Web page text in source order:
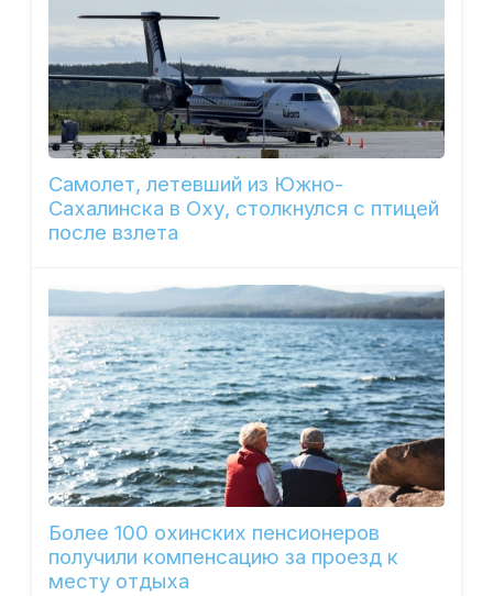
Самолет, летевший из Южно-
Сахалинска в Оху, столкнулся с птицей
после взлета
Более 100 охинских пенсионеров
получили компенсацию за проезд к
месту отдыха